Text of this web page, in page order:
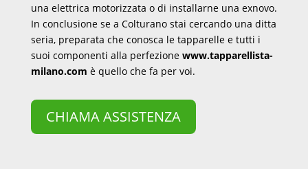
una elettrica motorizzata o di installarne una exnovo.
In conclusione se a Colturano stai cercando una ditta
seria, preparata che conosca le tapparelle e tutti i
suoi componenti alla perfezione www.tapparellista-
milano.com è quello che fa per voi.
CHIAMA ASSISTENZA